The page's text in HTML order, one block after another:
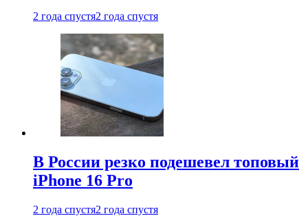
2 года спустя2 года спустя
В России резко подешевел топовый
iPhone 16 Pro
2 года спустя2 года спустя